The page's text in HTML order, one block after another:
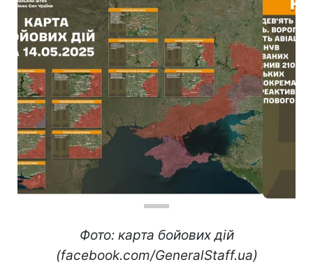
Фото: карта бойових дій
(facebook.com/GeneralStaff.ua)